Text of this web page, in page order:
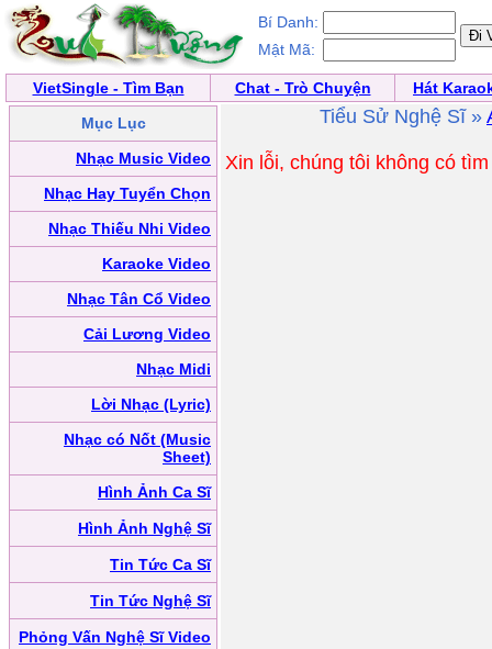
Bí Danh:
Mật Mã:
VietSingle - Tìm Bạn Chat - Trò Chuyện
Hát
Mục Lục
Nhạc Music Video
Nhạc Hay Tuyển Chọn
Nhạc Thiếu Nhi Video
Karaoke Video
Nhạc Tân Cổ Video
Cải Lương Video
Nhạc Midi
Lời Nhạc (Lyric)
Nhạc có Nốt (Music
Sheet)
Hình Ảnh Ca Sĩ
Hình Ảnh Nghệ Sĩ
Tin Tức Ca Sĩ
Tin Tức Nghệ Sĩ
Phỏng Vấn Nghệ Sĩ Video
Tiểu Sử Nghệ Sĩ »
Xin lỗi, chúng tôi không có